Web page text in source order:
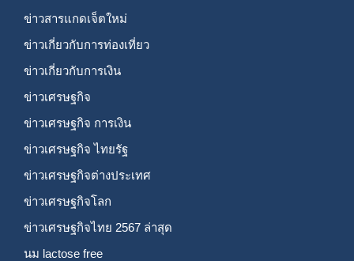
ข่าวสารแกดเจ็ตใหม่
ข่าวเกี่ยวกับการท่องเที่ยว
ข่าวเกี่ยวกับการเงิน
ข่าวเศรษฐกิจ
ข่าวเศรษฐกิจ การเงิน
ข่าวเศรษฐกิจ ไทยรัฐ
ข่าวเศรษฐกิจต่างประเทศ
ข่าวเศรษฐกิจโลก
ข่าวเศรษฐกิจไทย 2567 ล่าสุด
นม lactose free